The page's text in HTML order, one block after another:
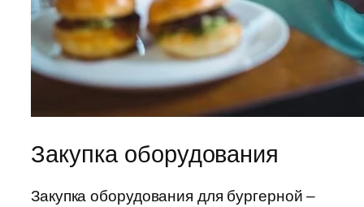
Закупка оборудования
Закупка оборудования для бургерной –